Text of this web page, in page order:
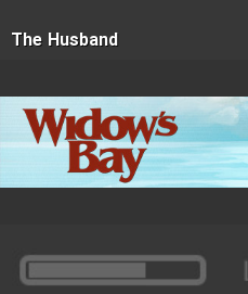
The Husband